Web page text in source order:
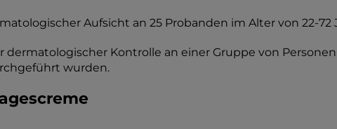
Aufsicht an 25 Probanden im Alter von 22-
Kontrolle an einer Gruppe von
wurden.